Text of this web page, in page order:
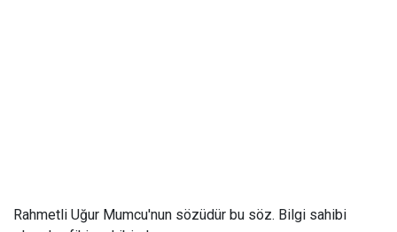
Rahmetli Uğur Mumcu'nun sözüdür bu söz. Bilgi sahibi